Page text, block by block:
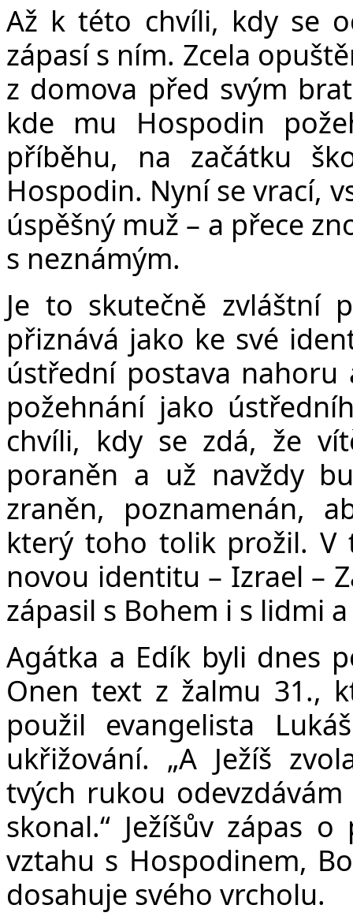
Až k této chvíli, kdy se
zápasí s ním. Zcela
z domova před svým
kde mu Hospodin
příběhu, na začátku
Hospodin. Nyní se vrací,
úspěšný muž – a přece
s neznámým.
Je to skutečně zvláštní
přiznává jako ke své
ústřední postava
požehnání jako
chvíli, kdy se zdá, že
poraněn a už navždy
zraněn, poznamenán,
který toho tolik prožil. V
novou identitu – Izrael –
zápasil s Bohem i s lidmi
Agátka a Edík byli dnes
Onen text z žalmu 31.,
použil evangelista
ukřižování. „A Ježíš
tvých rukou
skonal.“ Ježíšův zápas
vztahu s Hospodinem,
dosahuje svého vrcholu.